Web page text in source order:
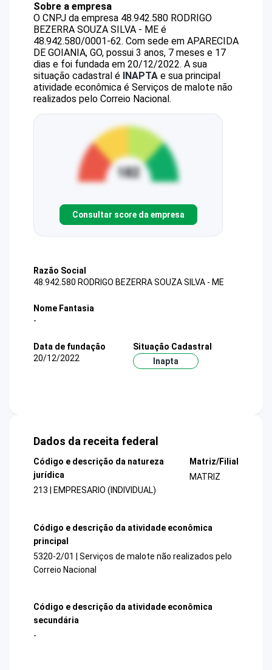
Sobre a empresa
O CNPJ da empresa 48.942.580 RODRIGO
BEZERRA SOUZA SILVA - ME é
48.942.580/0001-62. Com sede em APARECIDA
DE GOIANIA, GO, possui 3 anos, 7 meses e 17
dias e foi fundada em 20/12/2022. A sua
situação cadastral é INAPTA e sua principal
atividade econômica é Serviços de malote não
realizados pelo Correio Nacional.
Consultar score da empresa
Razão Social
48.942.580 RODRIGO BEZERRA SOUZA SILVA - ME
Nome Fantasia
-
Data de fundação
20/12/2022
Situação Cadastral
Inapta
Dados da receita federal
Código e descrição da natureza
jurídica
213 | EMPRESARIO (INDIVIDUAL)
Matriz/Filial
MATRIZ
Código e descrição da atividade econômica
principal
5320-2/01 | Serviços de malote não realizados pelo
Correio Nacional
Código e descrição da atividade econômica
secundária
-